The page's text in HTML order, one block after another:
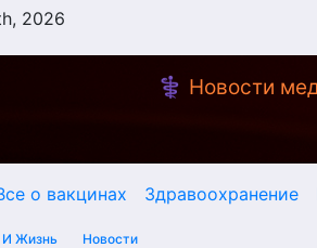
2026
⚕️ Новости
о вакцинах Здравоохранение
И Жизнь Новости